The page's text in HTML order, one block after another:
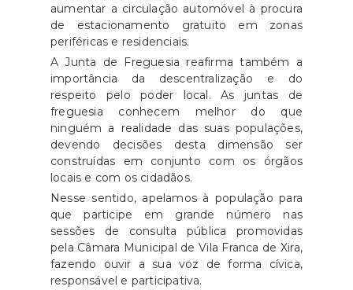
aumentar a circulação automóvel à procura
de estacionamento gratuito em zonas
periféricas e residenciais.
A Junta de Freguesia reafirma também a
importância da descentralização e do
respeito pelo poder local. As juntas de
freguesia conhecem melhor do que
ninguém a realidade das suas populações,
devendo decisões desta dimensão ser
construídas em conjunto com os órgãos
locais e com os cidadãos.
Nesse sentido, apelamos à população para
que participe em grande número nas
sessões de consulta pública promovidas
pela Câmara Municipal de Vila Franca de Xira,
fazendo ouvir a sua voz de forma cívica,
responsável e participativa.